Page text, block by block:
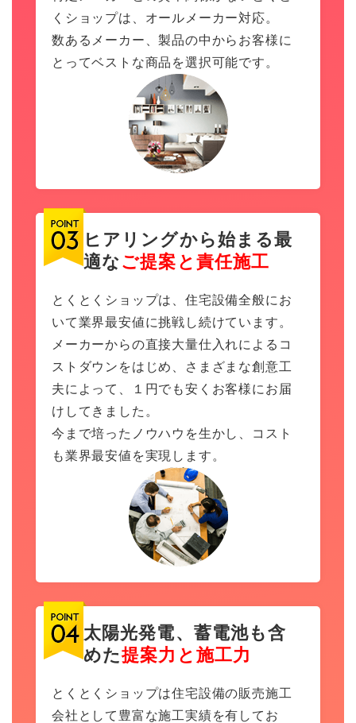
くショップは、オールメーカー対応。
数あるメーカー、製品の中からお客様に
とってベストな商品を選択可能です。
ヒアリングから始まる最
適なご提案と責任施工
とくとくショップは、住宅設備全般にお
いて業界最安値に挑戦し続けています。
メーカーからの直接大量仕入れによるコ
ストダウンをはじめ、さまざまな創意工
夫によって、１円でも安くお客様にお届
けしてきました。
今まで培ったノウハウを生かし、コスト
も業界最安値を実現します。
太陽光発電、蓄電池も含
めた提案力と施工力
とくとくショップは住宅設備の販売施工
会社として豊富な施工実績を有してお